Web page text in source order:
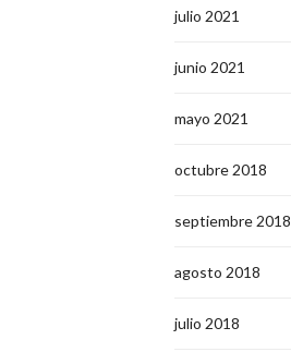
julio 2021
junio 2021
mayo 2021
octubre 2018
septiembre 2018
agosto 2018
julio 2018